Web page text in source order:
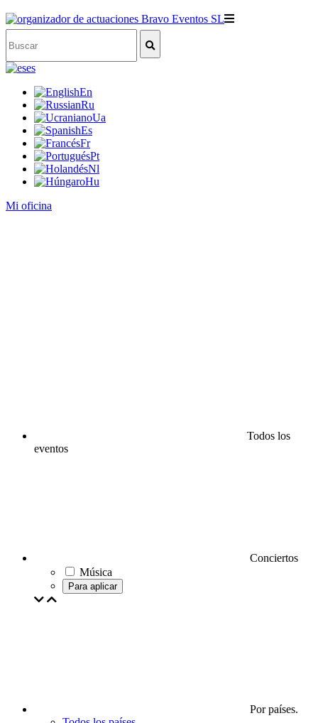
es
En
Ru
Ua
Es
Fr
Pt
Nl
Hu
Mi oficina
Todos los
eventos
Conciertos
Música
Para aplicar
Por países.